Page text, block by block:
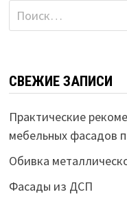
Найти:
СВЕЖИЕ ЗАПИСИ
Практические
мебельных фасадов
Обивка
Фасады из ДСП